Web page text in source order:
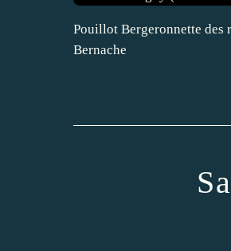
Pouillot Bergeronnette des
Bernache